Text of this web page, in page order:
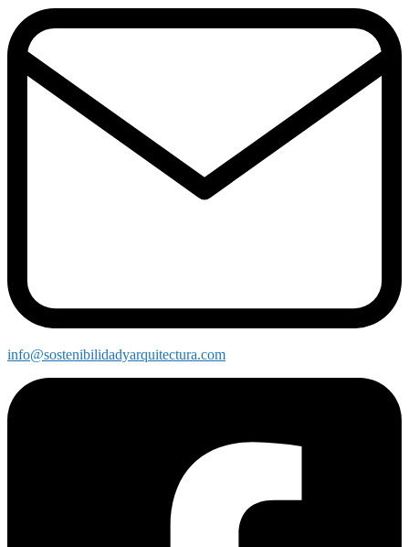
info@sostenibilidadyarquitectura.com